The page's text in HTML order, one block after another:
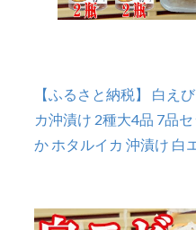
【ふるさと納税】 白え
カ沖漬け 2種大4品 7品
か ホタルイカ 沖漬け 白